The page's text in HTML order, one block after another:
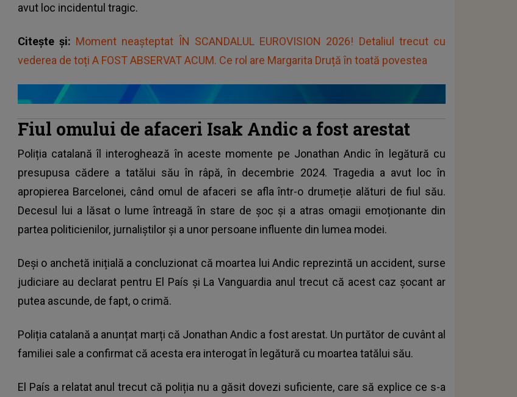
avut loc incidentul tragic.
Citește și: Moment neașteptat ÎN SCANDALUL EUROVISION 2026! Detaliul trecut cu
vederea de toți A FOST ABSERVAT ACUM. Ce rol are Margarita Druță în toată povestea
Fiul omului de afaceri Isak Andic a fost arestat
Poliția catalană îl interoghează în aceste momente pe Jonathan Andic în legătură cu
presupusa cădere a tatălui său în râpă, în decembrie 2024. Tragedia a avut loc în
apropierea Barcelonei, când omul de afaceri se afla într-o drumeție alături de fiul său.
Decesul lui a lăsat o lume întreagă în stare de șoc și a atras omagii emoționante din
partea politicienilor, jurnaliștilor și a unor persoane influente din lumea modei.
Deși o anchetă inițială a concluzionat că moartea lui Andic reprezintă un accident, surse
judiciare au declarat pentru El País și La Vanguardia anul trecut că acest caz șocant ar
putea ascunde, de fapt, o crimă.
Poliția catalană a anunțat marți că Jonathan Andic a fost arestat. Un purtător de cuvânt al
familiei sale a confirmat că acesta era interogat în legătură cu moartea tatălui său.
El País a relatat anul trecut că poliția nu a găsit dovezi suficiente, care să explice ce s-a